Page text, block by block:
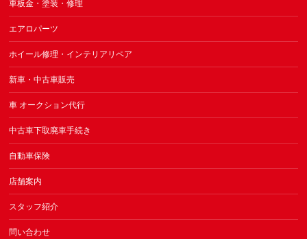
車板金・塗装・修理
エアロパーツ
ホイール修理・インテリアリペア
新車・中古車販売
車 オークション代行
中古車下取廃車手続き
自動車保険
店舗案内
スタッフ紹介
問い合わせ